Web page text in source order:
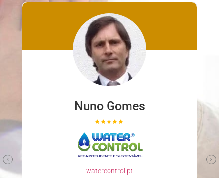
Nuno Gomes
watercontrol.pt